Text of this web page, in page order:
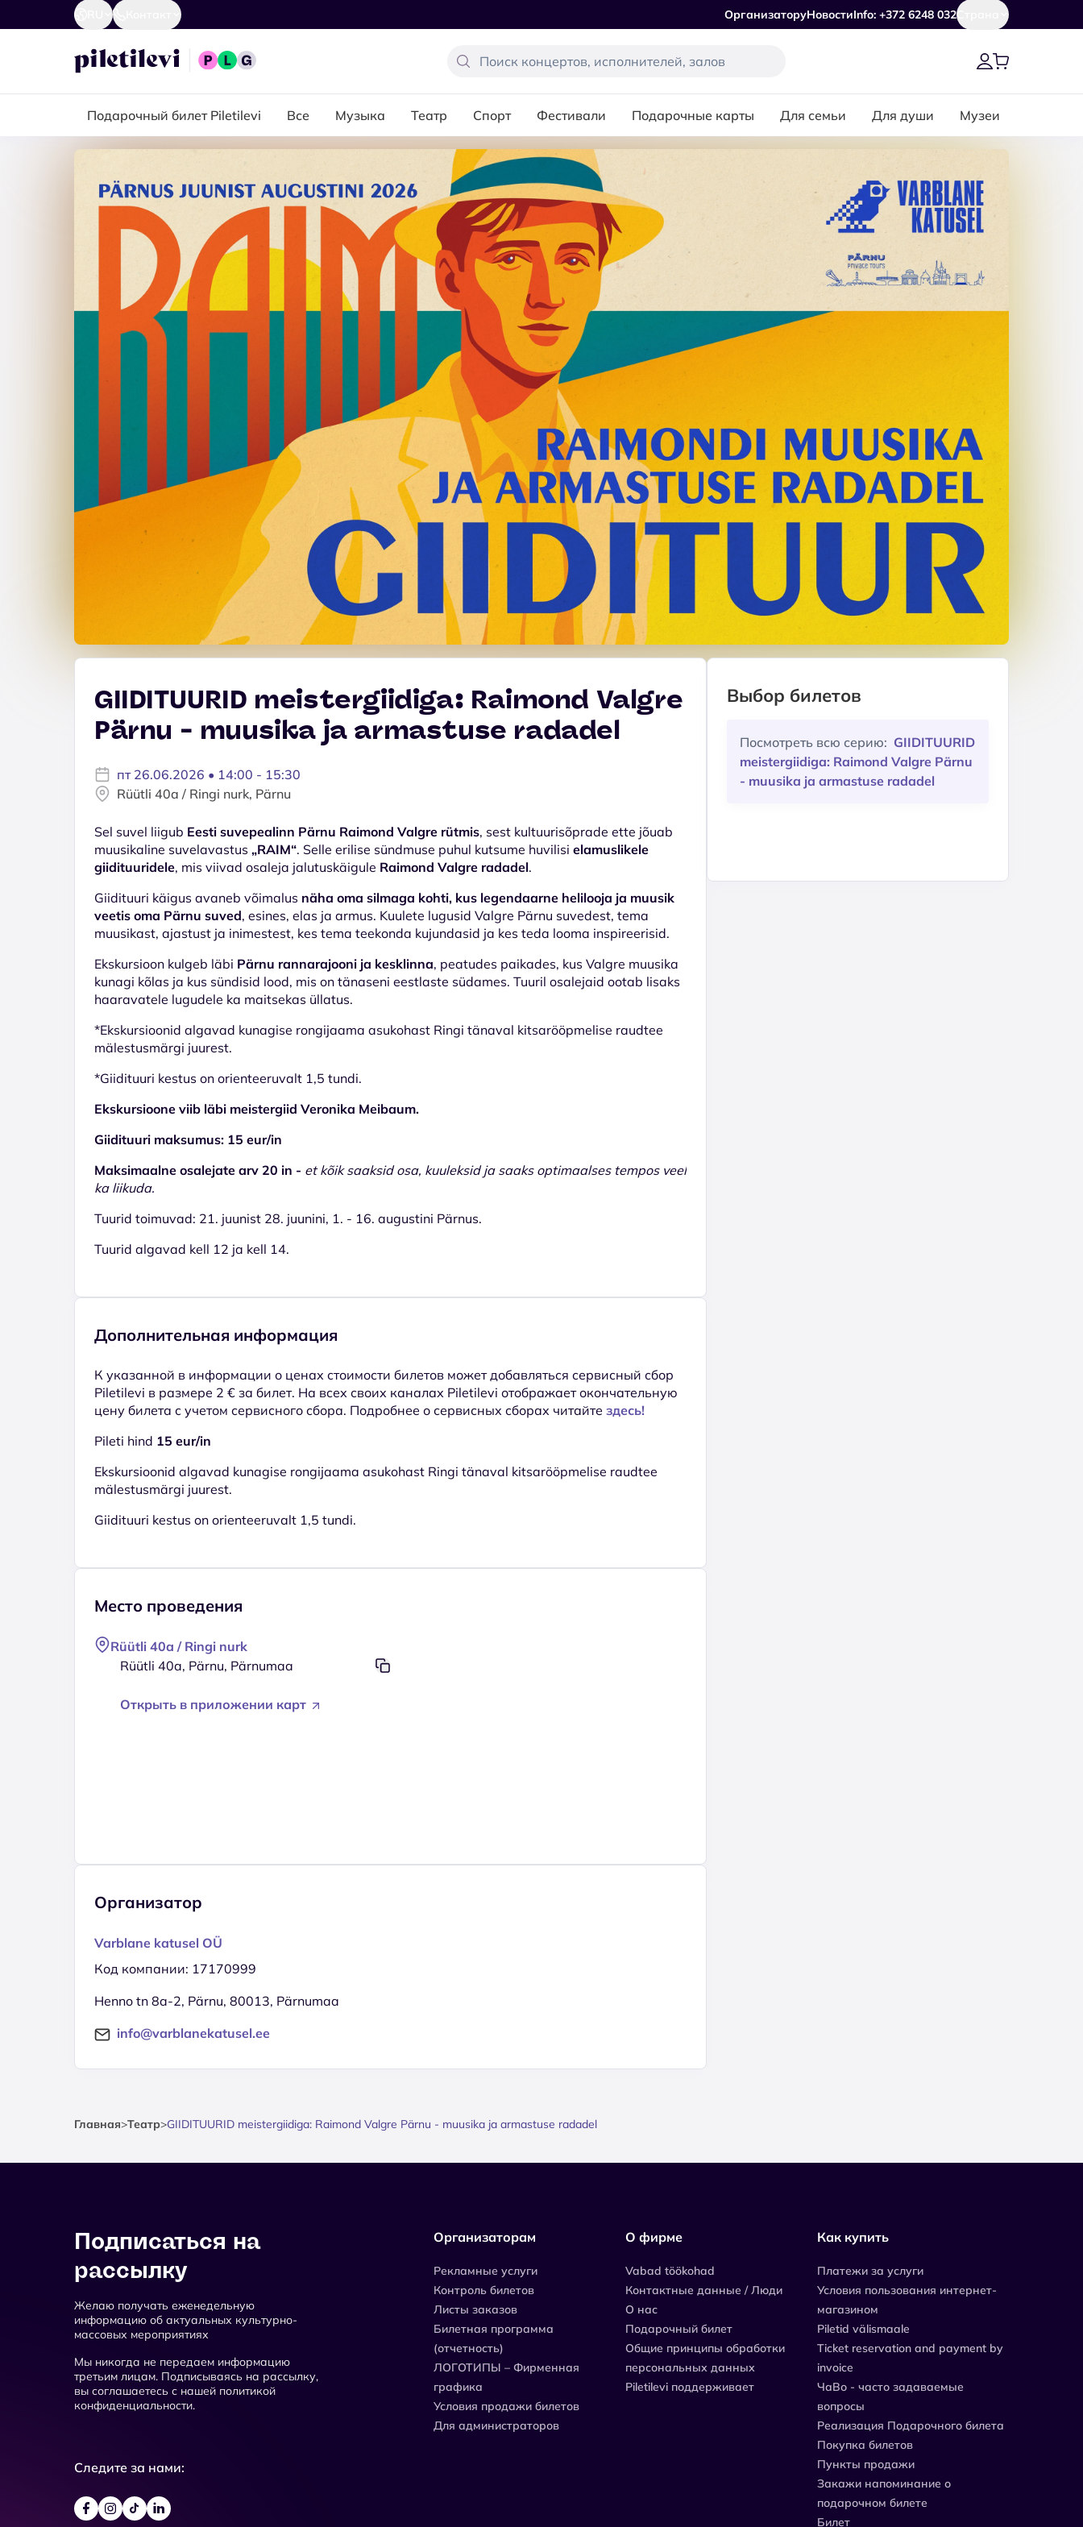
ОрганизаторуНовостиInfo: +372 6248 032Страна
Подарочный билет Piletilevi Все Музыка Театр Спорт Фестивали Подарочные карты Для семьи Для души Музеи
GIIDITUURID meistergiidiga: Raimond Valgre
Pärnu - muusika ja armastuse radadel
пт 26.06.2026 • 14:00 - 15:30
Rüütli 40a / Ringi nurk, Pärnu
Sel suvel liigub Eesti suvepealinn Pärnu Raimond Valgre rütmis, sest kultuurisõprade ette jõuab
muusikaline suvelavastus „RAIM“. Selle erilise sündmuse puhul kutsume huvilisi elamuslikele
giidituuridele, mis viivad osaleja jalutuskäigule Raimond Valgre radadel.
Giidituuri käigus avaneb võimalus näha oma silmaga kohti, kus legendaarne helilooja ja muusik
veetis oma Pärnu suved, esines, elas ja armus. Kuulete lugusid Valgre Pärnu suvedest, tema
muusikast, ajastust ja inimestest, kes tema teekonda kujundasid ja kes teda looma inspireerisid.
Ekskursioon kulgeb läbi Pärnu rannarajooni ja kesklinna, peatudes paikades, kus Valgre muusika
kunagi kõlas ja kus sündisid lood, mis on tänaseni eestlaste südames. Tuuril osalejaid ootab lisaks
haaravatele lugudele ka maitsekas üllatus.
*Ekskursioonid algavad kunagise rongijaama asukohast Ringi tänaval kitsarööpmelise raudtee
mälestusmärgi juurest.
*Giidituuri kestus on orienteeruvalt 1,5 tundi.
Ekskursioone viib läbi meistergiid Veronika Meibaum.
Giidituuri maksumus: 15 eur/in
Maksimaalne osalejate arv 20 in - et kõik saaksid osa, kuuleksid ja saaks optimaalses tempos veel
ka liikuda.
Tuurid toimuvad: 21. juunist 28. juunini, 1. - 16. augustini Pärnus.
Tuurid algavad kell 12 ja kell 14.
Дополнительная информация
К указанной в информации о ценах стоимости билетов может добавляться сервисный сбор
Piletilevi в размере 2 € за билет. На всех своих каналах Piletilevi отображает окончательную
цену билета с учетом сервисного сбора. Подробнее о сервисных сборах читайте здесь!
Pileti hind 15 eur/in
Ekskursioonid algavad kunagise rongijaama asukohast Ringi tänaval kitsarööpmelise raudtee
mälestusmärgi juurest.
Giidituuri kestus on orienteeruvalt 1,5 tundi.
Место проведения
Rüütli 40a / Ringi nurk
Rüütli 40a, Pärnu, Pärnumaa
Открыть в приложении карт
Организатор
Varblane katusel OÜ
Код компании: 17170999
Henno tn 8a-2, Pärnu, 80013, Pärnumaa
info@varblanekatusel.ee
Выбор билетов
Посмотреть всю серию: GIIDITUURID
meistergiidiga: Raimond Valgre Pärnu
- muusika ja armastuse radadel
Главная>Театр>GIIDITUURID meistergiidiga: Raimond Valgre Pärnu - muusika ja armastuse radadel
Подписаться на
рассылку
Желаю получать еженедельную
информацию об актуальных культурно-
массовых мероприятиях
Мы никогда не передаем информацию
третьим лицам. Подписываясь на рассылку,
вы соглашаетесь с нашей политикой
конфиденциальности.
Следите за нами:
Организаторам
Рекламные услуги
Контроль билетов
Листы заказов
Билетная программа
(отчетность)
ЛОГОТИПЫ – Фирменная
графика
Условия продажи билетов
Для администраторов
О фирме
Vabad töökohad
Контактные данные / Люди
О нас
Подарочный билет
Общие принципы обработки
персональных данных
Piletilevi поддерживает
Как купить
Платежи за услуги
Условия пользования интернет-
магазином
Piletid välismaale
Ticket reservation and payment by
invoice
ЧаВо - часто задаваемые
вопросы
Реализация Подарочного билета
Покупка билетов
Пункты продажи
Закажи напоминание о
подарочном билете
Билет